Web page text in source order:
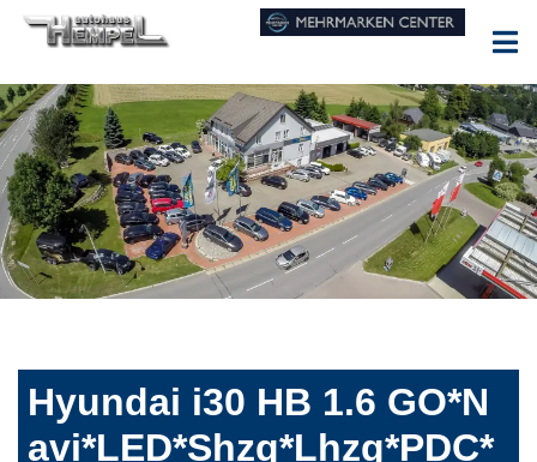
Hyundai i30 HB 1.6 GO*N
avi*LED*Shzg*Lhzg*PDC*